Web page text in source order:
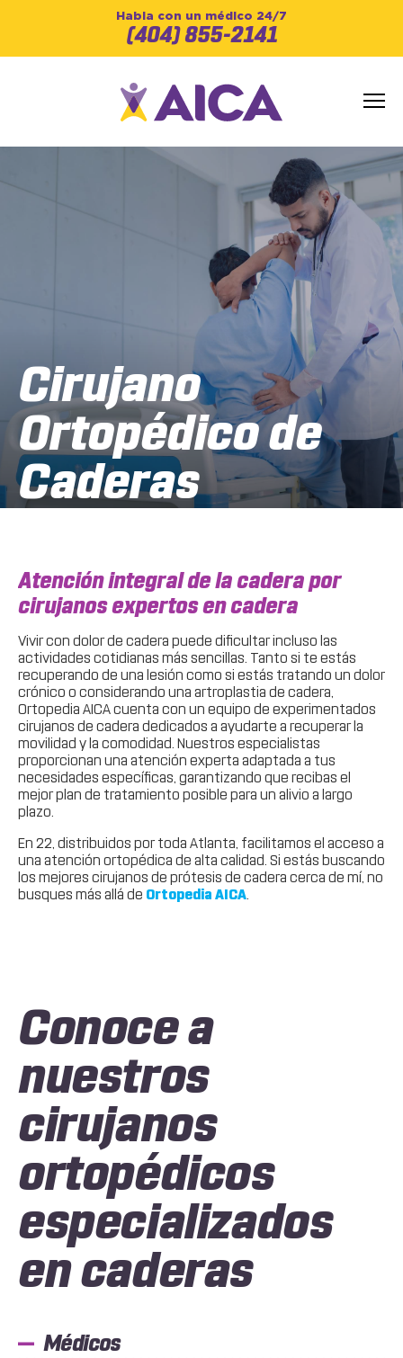
Habla con un médico 24/7
(404) 855-2141
Cirujano
Ortopédico de
Caderas
Atención integral de la cadera por
cirujanos expertos en cadera
Vivir con dolor de cadera puede dificultar incluso las
actividades cotidianas más sencillas. Tanto si te estás
recuperando de una lesión como si estás tratando un dolor
crónico o considerando una artroplastia de cadera,
Ortopedia AICA cuenta con un equipo de experimentados
cirujanos de cadera dedicados a ayudarte a recuperar la
movilidad y la comodidad. Nuestros especialistas
proporcionan una atención experta adaptada a tus
necesidades específicas, garantizando que recibas el
mejor plan de tratamiento posible para un alivio a largo
plazo.
En 22, distribuidos por toda Atlanta, facilitamos el acceso a
una atención ortopédica de alta calidad. Si estás buscando
los mejores cirujanos de prótesis de cadera cerca de mí, no
busques más allá de Ortopedia AICA
Conoce a
nuestros
cirujanos
ortopédicos
especializados
en caderas
Médicos